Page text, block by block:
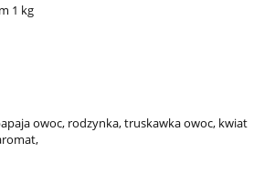
1 kg
owoc, rodzynka, truskawka owoc, kwiat